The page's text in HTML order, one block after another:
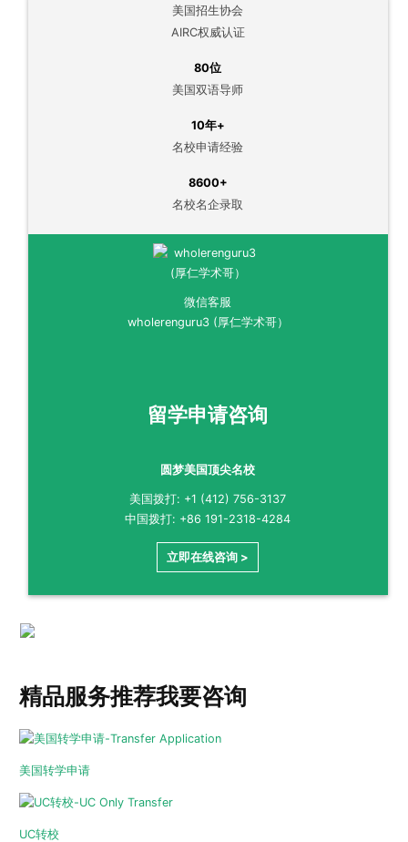
美国招生协会
AIRC权威认证
80位
美国双语导师
10年+
名校申请经验
8600+
名校名企录取
微信客服
wholerenguru3 (厚仁学术哥）
留学申请咨询
圆梦美国顶尖名校
美国拨打: +1 (412) 756-3137
中国拨打: +86 191-2318-4284
立即在线咨询 >
精品服务推荐我要咨询
美国转学申请
UC转校